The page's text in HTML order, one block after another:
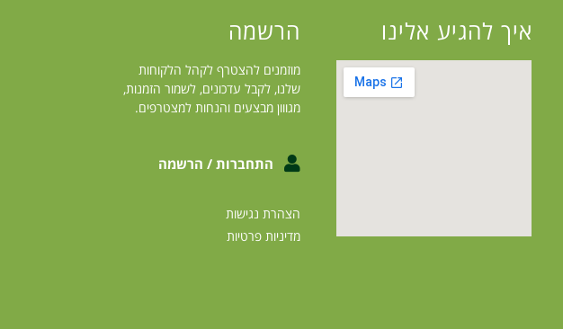
איך להגיע אלינו הרשמה
מוזמנים להצטרף לקהל הלקוחות
שלנו, לקבל עדכונים, לשמור הזמנות,
מגווון מבצעים והנחות למצטרפים.
התחברות / הרשמה
הצהרת נגישות
מדיניות פרטיות